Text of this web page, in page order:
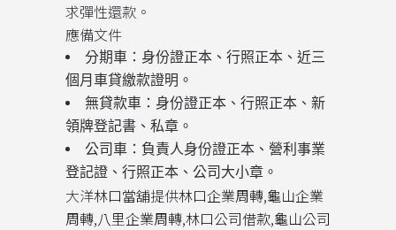
求彈性還款。
應備文件
分期車：身份證正本、行照正本、近三
個月車貸繳款證明。
無貸款車：身份證正本、行照正本、新
領牌登記書、私章。
公司車：負責人身份證正本、營利事業
登記證、行照正本、公司大小章。
大洋林口當舖提供林口企業周轉,龜山企業
周轉,八里企業周轉,林口公司借款,龜山公司